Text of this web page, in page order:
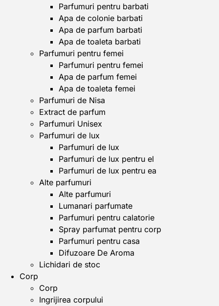
Parfumuri pentru barbati
Apa de colonie barbati
Apa de parfum barbati
Apa de toaleta barbati
Parfumuri pentru femei
Parfumuri pentru femei
Apa de parfum femei
Apa de toaleta femei
Parfumuri de Nisa
Extract de parfum
Parfumuri Unisex
Parfumuri de lux
Parfumuri de lux
Parfumuri de lux pentru el
Parfumuri de lux pentru ea
Alte parfumuri
Alte parfumuri
Lumanari parfumate
Parfumuri pentru calatorie
Spray parfumat pentru corp
Parfumuri pentru casa
Difuzoare De Aroma
Lichidari de stoc
Corp
Corp
Ingrijirea corpului